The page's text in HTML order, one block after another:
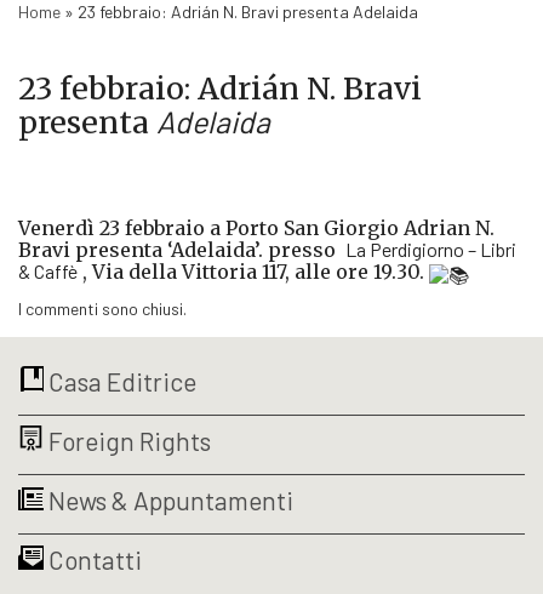
Home » 23 febbraio: Adrián N. Bravi presenta Adelaida
23 febbraio: Adrián N. Bravi
presenta Adelaida
Venerdì 23 febbraio a Porto San Giorgio Adrian N.
Bravi presenta ‘Adelaida’. presso La Perdigiorno – Libri
& Caffè , Via della Vittoria 117, alle ore 19.30.
I commenti sono chiusi.
Casa Editrice
Foreign Rights
News & Appuntamenti
Contatti